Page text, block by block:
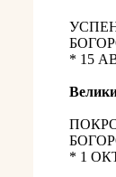
* 15
* 1